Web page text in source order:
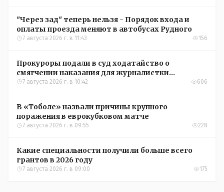
"Через зад" теперь нельзя - Порядок входа и
оплаты проезда меняют в автобусах Рудного
7 августа 2026 г. в 11:43 156
Прокуроры подали в суд ходатайство о
смягчении наказания для журналистки
Александры Алёховой
7 августа 2026 г. в 10:42 606
В «Тоболе» назвали причины крупного
поражения в еврокубковом матче
7 августа 2026 г. в 09:55 228
Какие специальности получили больше всего
грантов в 2026 году
7 августа 2026 г. в 09:00 175